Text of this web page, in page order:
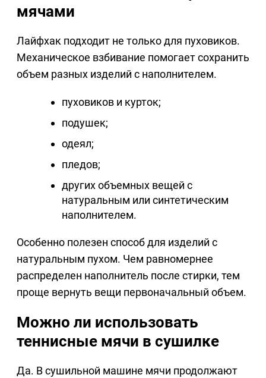
мячами
Лайфхак подходит не только для пуховиков.
Механическое взбивание помогает сохранить
объем разных изделий с наполнителем.
пуховиков и курток;
подушек;
одеял;
пледов;
других объемных вещей с
натуральным или синтетическим
наполнителем.
Особенно полезен способ для изделий с
натуральным пухом. Чем равномернее
распределен наполнитель после стирки, тем
проще вернуть вещи первоначальный объем.
Можно ли использовать
теннисные мячи в сушилке
Да. В сушильной машине мячи продолжают